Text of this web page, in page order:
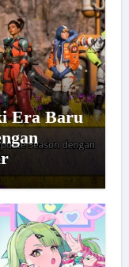
Era Baru